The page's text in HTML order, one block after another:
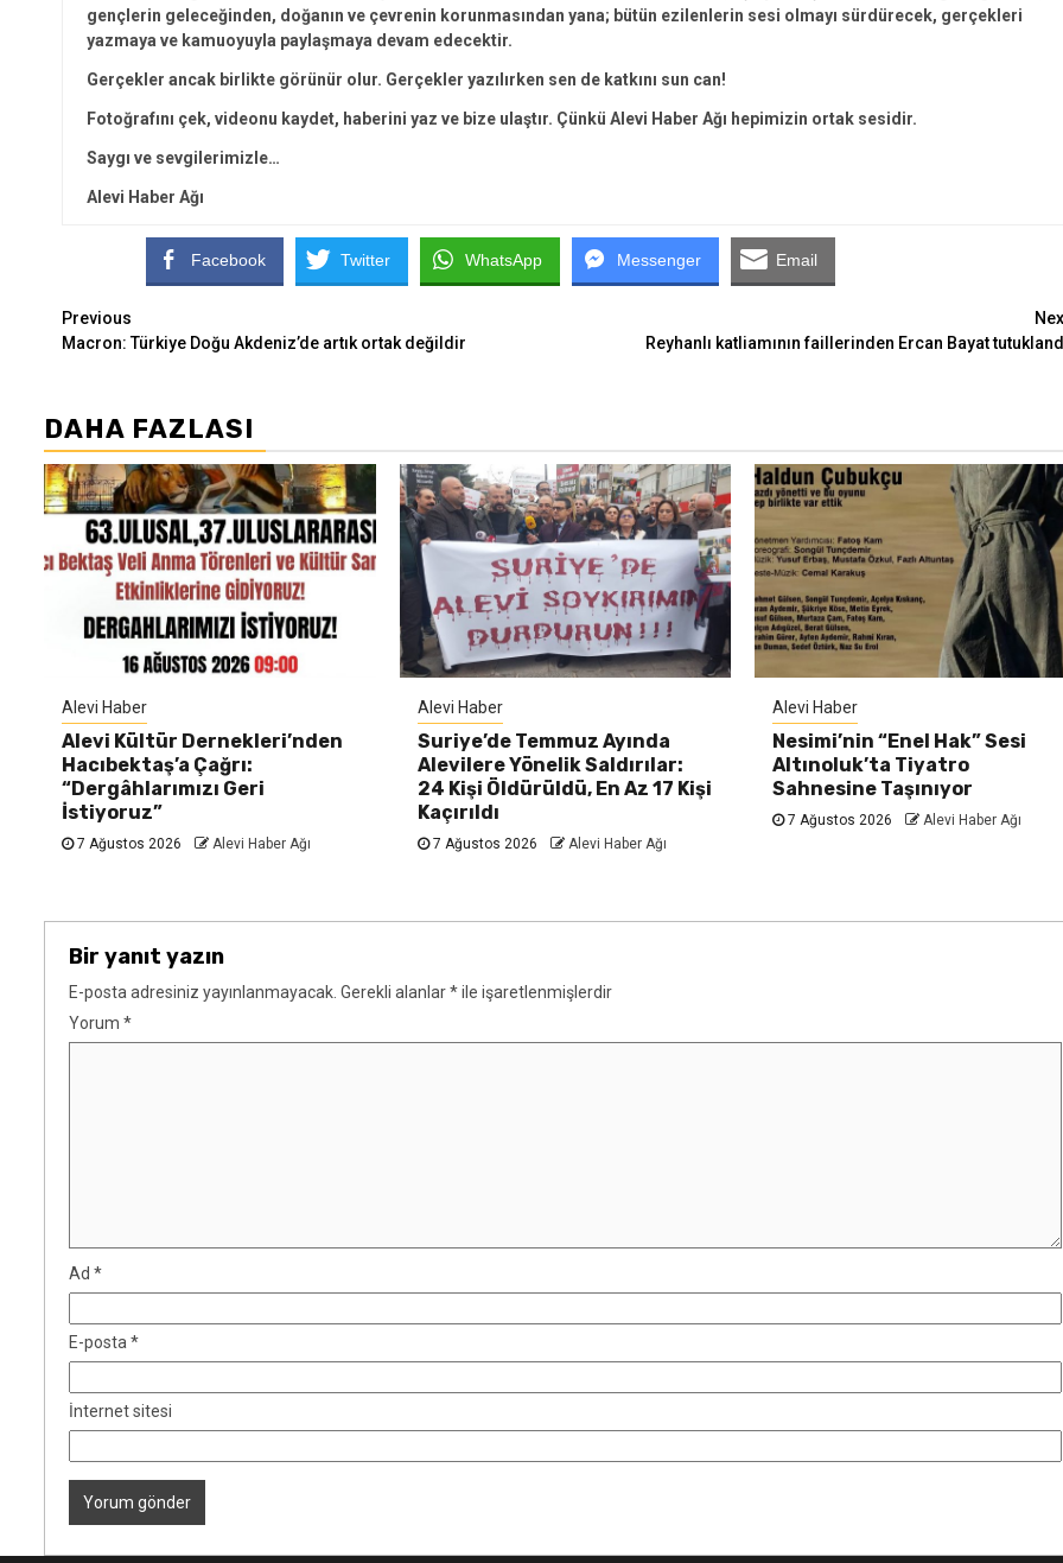
gençlerin geleceğinden, doğanın ve çevrenin korunmasından yana; bütün ezilenlerin sesi olmayı sürdürecek, gerçekleri
yazmaya ve kamuoyuyla paylaşmaya devam edecektir.
Gerçekler ancak birlikte görünür olur. Gerçekler yazılırken sen de katkını sun can!
Fotoğrafını çek, videonu kaydet, haberini yaz ve bize ulaştır. Çünkü Alevi Haber Ağı hepimizin ortak sesidir.
Saygı ve sevgilerimizle…
Alevi Haber Ağı
Facebook Twitter WhatsApp Messenger Email
Continue
Reading
Previous
Macron: Türkiye Doğu Akdeniz’de artık ortak değildir
Reyhanlı katliamının faillerinden Ercan Bayat
DAHA FAZLASI
Alevi Haber
Alevi Kültür Dernekleri’nden
Hacıbektaş’a Çağrı:
“Dergâhlarımızı Geri
İstiyoruz”
7 Ağustos 2026 Alevi Haber Ağı
Alevi Haber
Suriye’de Temmuz Ayında
Alevilere Yönelik Saldırılar:
24 Kişi Öldürüldü, En Az 17 Kişi
Kaçırıldı
7 Ağustos 2026 Alevi Haber Ağı
Alevi Haber
Nesimi’nin “Enel Hak” Sesi
Altınoluk’ta Tiyatro
Sahnesine Taşınıyor
7 Ağustos 2026 Alevi Haber Ağı
Bir yanıt yazın
E-posta adresiniz yayınlanmayacak. Gerekli alanlar*ile işaretlenmişlerdir
Yorum *
Ad *
E-posta *
İnternet sitesi